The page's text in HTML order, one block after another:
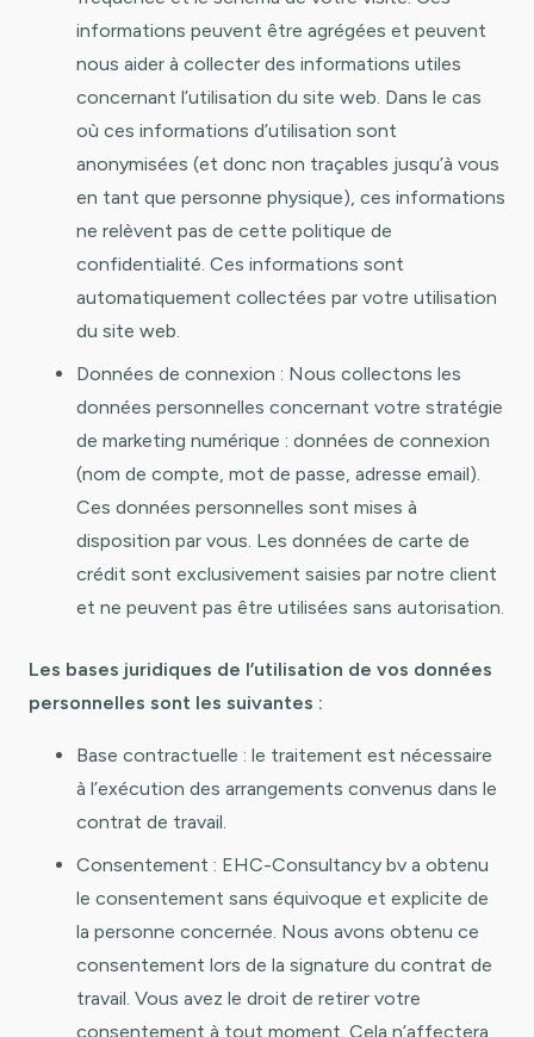
informations peuvent être agrégées et peuvent
nous aider à collecter des informations utiles
concernant l’utilisation du site web. Dans le cas
où ces informations d’utilisation sont
anonymisées (et donc non traçables jusqu’à vous
en tant que personne physique), ces informations
ne relèvent pas de cette politique de
confidentialité. Ces informations sont
automatiquement collectées par votre utilisation
du site web.
Données de connexion : Nous collectons les
données personnelles concernant votre stratégie
de marketing numérique : données de connexion
(nom de compte, mot de passe, adresse email).
Ces données personnelles sont mises à
disposition par vous. Les données de carte de
crédit sont exclusivement saisies par notre client
et ne peuvent pas être utilisées sans autorisation.
Les bases juridiques de l’utilisation de vos données
personnelles sont les suivantes :
Base contractuelle : le traitement est nécessaire
à l’exécution des arrangements convenus dans le
contrat de travail.
Consentement : EHC-Consultancy bv a obtenu
le consentement sans équivoque et explicite de
la personne concernée. Nous avons obtenu ce
consentement lors de la signature du contrat de
travail. Vous avez le droit de retirer votre
consentement à tout moment. Cela n’affectera